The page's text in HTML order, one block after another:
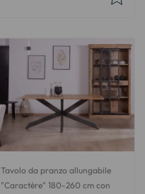
Tavolo da pranzo allungabile
"Caractère" 180-260 cm con